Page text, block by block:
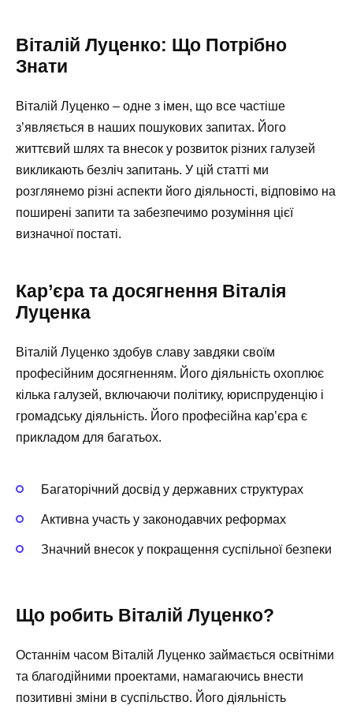
Віталій Луценко: Що Потрібно
Знати
Віталій Луценко – одне з імен, що все частіше
з’являється в наших пошукових запитах. Його
життєвий шлях та внесок у розвиток різних галузей
викликають безліч запитань. У цій статті ми
розглянемо різні аспекти його діяльності, відповімо на
поширені запити та забезпечимо розуміння цієї
визначної постаті.
Кар’єра та досягнення Віталія
Луценка
Віталій Луценко здобув славу завдяки своїм
професійним досягненням. Його діяльність охоплює
кілька галузей, включаючи політику, юриспруденцію і
громадську діяльність. Його професійна кар’єра є
прикладом для багатьох.
Багаторічний досвід у державних структурах
Активна участь у законодавчих реформах
Значний внесок у покращення суспільної безпеки
Що робить Віталій Луценко?
Останнім часом Віталій Луценко займається освітніми
та благодійними проектами, намагаючись внести
позитивні зміни в суспільство. Його діяльність